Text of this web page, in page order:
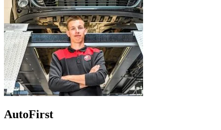
AutoFirst